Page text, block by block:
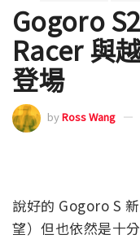
Gogoro
Racer 與
登場
byRoss Wang
說好的 Gogoro S
望）但也依然是十